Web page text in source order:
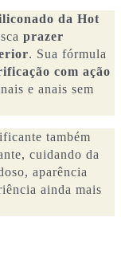
da Hot
prazer
. Sua fórmula
com ação
e anais sem
também
cuidando da
aparência
ainda mais